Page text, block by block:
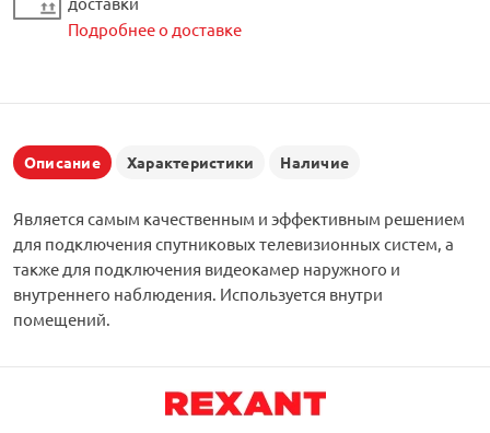
Подробнее о доставке
Описание Характеристики Наличие
Является самым качественным и эффективным решением
для подключения спутниковых телевизионных систем, а
также для подключения видеокамер наружного и
внутреннего наблюдения. Используется внутри
помещений.